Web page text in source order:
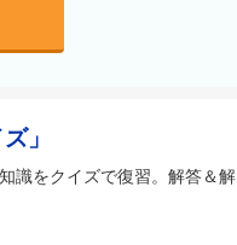
」
識をクイズで復習。解答＆解